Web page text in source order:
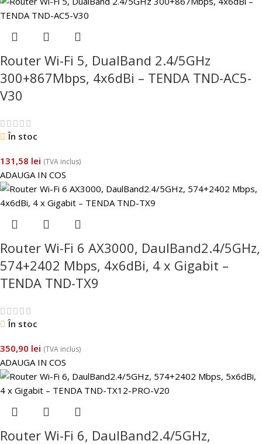
Router Wi-Fi 5, DualBand 2.4/5GHz
300+867Mbps, 4x6dBi – TENDA TND-AC5-
V30
În stoc
131,58 lei (TVA inclus)
ADAUGA IN COS
Router Wi-Fi 6 AX3000, DaulBand2.4/5GHz,
574+2402 Mbps, 4x6dBi, 4 x Gigabit –
TENDA TND-TX9
În stoc
350,90 lei (TVA inclus)
ADAUGA IN COS
Router Wi-Fi 6, DaulBand2.4/5GHz,